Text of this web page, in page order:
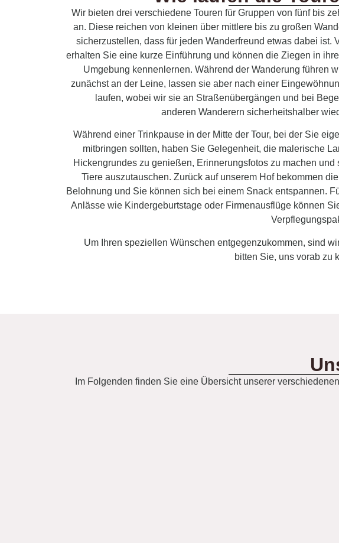
Wir bieten drei verschiedene Touren für Gruppen von fünf bis
an. Diese reichen von kleinen über mittlere bis zu großen
sicherzustellen, dass für jeden Wanderfreund etwas dabei ist.
erhalten Sie eine kurze Einführung und können die Ziegen in
Umgebung kennenlernen. Während der Wanderung führen
zunächst an der Leine, lassen sie aber nach einer
laufen, wobei wir sie an Straßenübergängen und bei
anderen Wanderern sicherheitshalber
Während einer Trinkpause in der Mitte der Tour, bei der Sie
mitbringen sollten, haben Sie Gelegenheit, die malerische
Hickengrundes zu genießen, Erinnerungsfotos zu machen und
Tiere auszutauschen. Zurück auf unserem Hof bekommen
Belohnung und Sie können sich bei einem Snack entspannen.
Anlässe wie Kindergeburtstage oder Firmenausflüge können
Um Ihren speziellen Wünschen entgegenzukommen, sind
bitten Sie, uns vorab zu
Im Folgenden finden Sie eine Übersicht unserer